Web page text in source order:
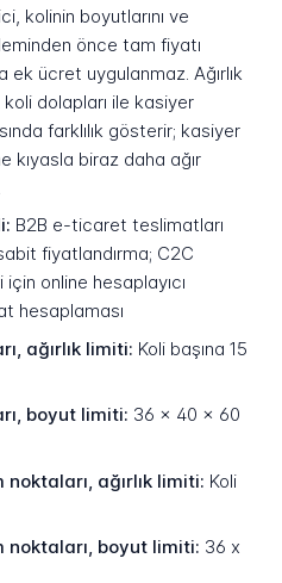
kolinin boyutlarını ve
önce tam fiyatı
ek ücret uygulanmaz. Ağırlık
dolapları ile kasiyer
farklılık gösterir; kasiyer
kıyasla biraz daha ağır
B2B e-ticaret teslimatları
fiyatlandırma; C2C
online hesaplayıcı
hesaplaması
ağırlık limiti: Koli başına 15
boyut limiti: 36 x 40 x 60
ağırlık limiti: Koli
noktaları, boyut limiti: 36 x